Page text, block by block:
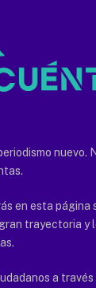
nuevo.
en esta
trayectoria y
a